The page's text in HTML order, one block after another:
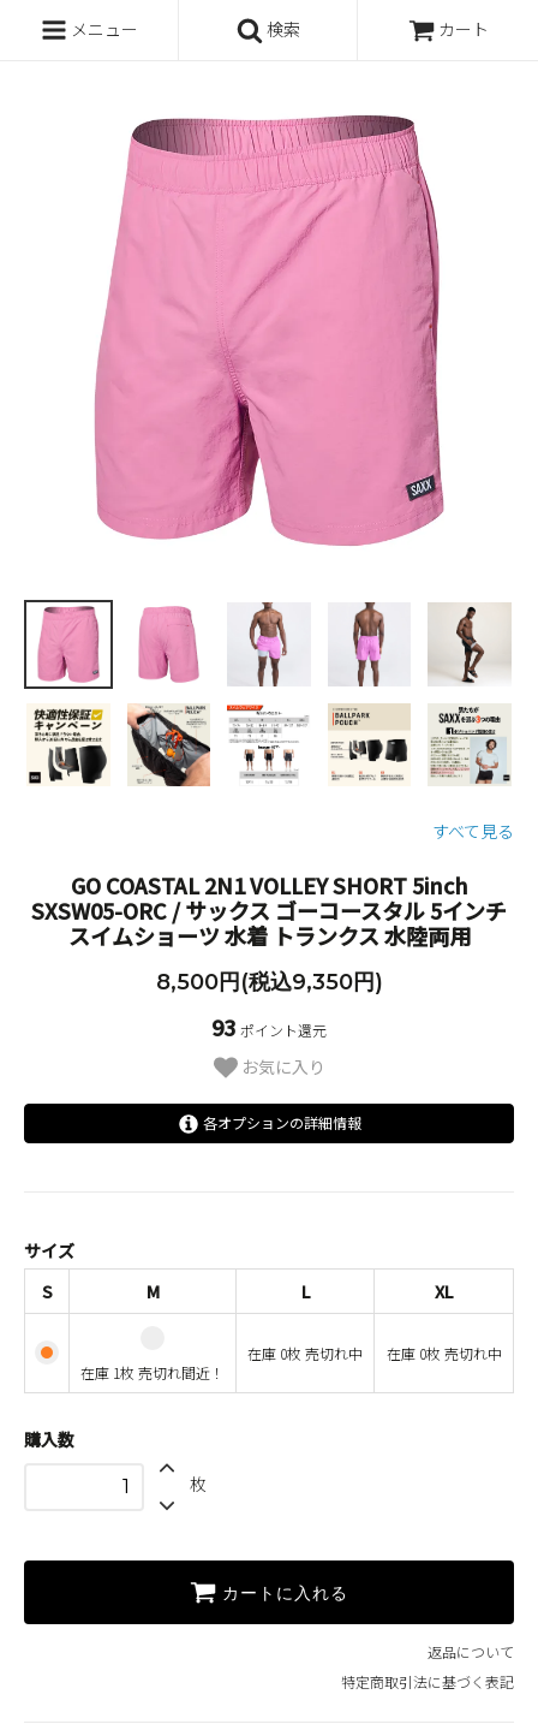
メニュー 検索 カート
すべて見る
GO COASTAL 2N1 VOLLEY SHORT 5inch
SXSW05-ORC / サックス ゴーコースタル 5インチ
スイムショーツ 水着 トランクス 水陸両用
8,500円(税込9,350円)
93 ポイント還元
お気に入り
各オプションの詳細情報
L
SOLD OUT
在庫 0枚 売切れ中
XL
SOLD OUT
サイズ
S
M L XL
在庫 1枚 売切れ間近！
在庫 0枚 売切れ中 在庫 0枚 売切れ中
購入数
枚
カートに入れる
返品について
特定商取引法に基づく表記